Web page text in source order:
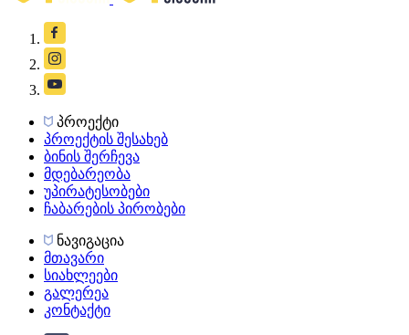
პროექტი
პროექტის შესახებ
ბინის შერჩევა
მდებარეობა
უპირატესობები
ჩაბარების პირობები
ნავიგაცია
მთავარი
სიახლეები
გალერეა
კონტაქტი